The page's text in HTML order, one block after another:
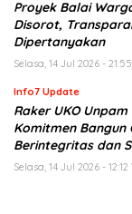
Proyek Balai
Disorot,
Dipertanyakan
Selasa, 14 Jul 2026 -
Info7 Update
Raker UKO
Komitmen Bangun
Berintegritas dan
Selasa, 14 Jul 2026 - 12:12